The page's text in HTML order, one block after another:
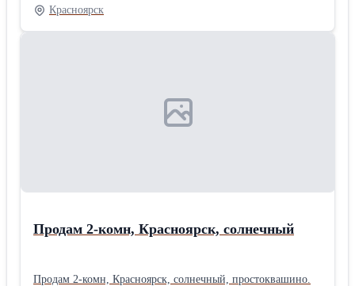
Красноярск
Продам 2-комн, Красноярск, солнечный
Продам 2-комн, Красноярск, солнечный, простоквашино.